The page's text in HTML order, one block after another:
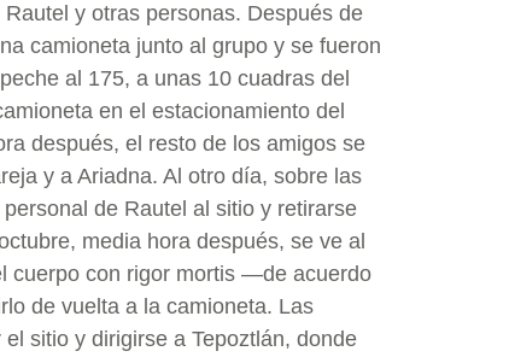
y otras personas. Después de
camioneta junto al grupo y se fueron
al 175, a unas 10 cuadras del
en el estacionamiento del
después, el resto de los amigos se
y a Ariadna. Al otro día, sobre las
de Rautel al sitio y retirarse
media hora después, se ve al
cuerpo con rigor mortis —de acuerdo
de vuelta a la camioneta. Las
sitio y dirigirse a Tepoztlán, donde